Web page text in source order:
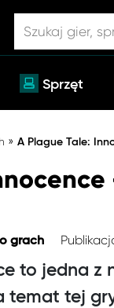
Sprzęt
» A Plague Tale:
grach
to jedna z
temat tej